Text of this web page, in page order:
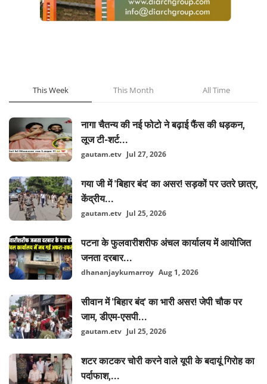
This Week This Month All Time
नागा चैतन्य की नई फोटो ने बढ़ाई फैंस की धड़कन,
लूज टी-शर्ट...
gautam.etv Jul 27, 2026
गया जी में 'बिहार बंद' का असर! सड़कों पर उतरे छात्र,
केंद्रीय...
gautam.etv Jul 25, 2026
पटना के फुलवारीशरीफ अंचल कार्यालय में आयोजित
जनता दरबार...
dhananjaykumarroy Aug 1, 2026
सीवान में 'बिहार बंद' का भारी असर! जेपी चौक पर
जाम, डीएम-एसपी...
gautam.etv Jul 25, 2026
शटर काटकर चोरी करने वाले यूपी के बदायूं गिरोह का
पर्दाफाश,...